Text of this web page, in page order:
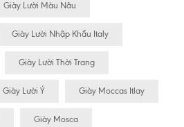
Giày Lười Màu Nâu
Giày Lười Nhập Khẩu Italy
Giày Lười Thời Trang
Giày Lười Ý Giày Moccas Itlay
Giày Mosca